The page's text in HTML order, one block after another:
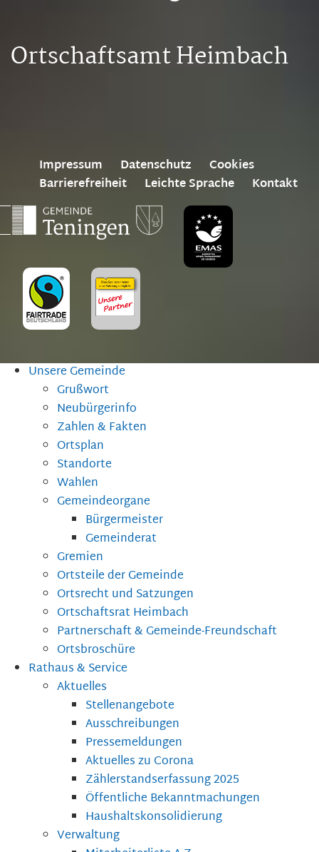
Ortschaftsamt Heimbach
Impressum Datenschutz
Cookies
Barrierefreiheit
Leichte Sprache Kontakt
Unsere Gemeinde
Grußwort
Neubürgerinfo
Zahlen & Fakten
Ortsplan
Standorte
Wahlen
Gemeindeorgane
Bürgermeister
Gemeinderat
Gremien
Ortsteile der Gemeinde
Ortsrecht und Satzungen
Ortschaftsrat Heimbach
Partnerschaft & Gemeinde-Freundschaft
Ortsbroschüre
Rathaus & Service
Aktuelles
Stellenangebote
Ausschreibungen
Pressemeldungen
Aktuelles zu Corona
Zählerstandserfassung 2025
Öffentliche Bekanntmachungen
Haushaltskonsolidierung
Verwaltung